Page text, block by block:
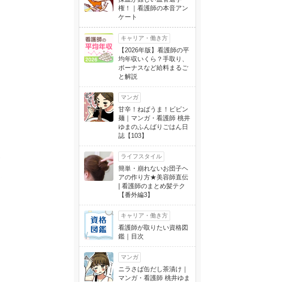
権！｜看護師の本音アン
ケート
キャリア・働き方
【2026年版】看護師の平
均年収いくら？手取り、
ボーナスなど給料まるご
と解説
マンガ
甘辛！ねばうま！ビビン
麺｜マンガ・看護師 桃井
ゆまのふんばりごはん日
誌【103】
ライフスタイル
簡単・崩れないお団子ヘ
アの作り方★美容師直伝
| 看護師のまとめ髪テク
【番外編3】
キャリア・働き方
看護師が取りたい資格図
鑑｜目次
マンガ
ニラさば缶だし茶漬け｜
マンガ・看護師 桃井ゆま